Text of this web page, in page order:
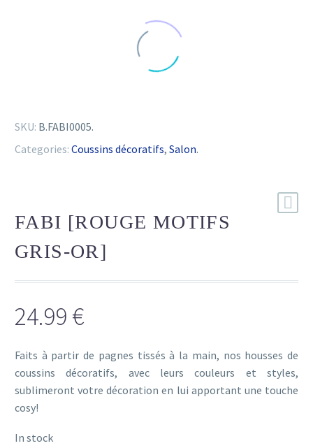
SKU: B.FABI0005.
Categories: Coussins décoratifs, Salon.
FABI [ROUGE MOTIFS
GRIS-OR]
24.99 €
Faits à partir de pagnes tissés à la main, nos housses de
coussins décoratifs, avec leurs couleurs et styles,
sublimeront votre décoration en lui apportant une touche
cosy!
In stock